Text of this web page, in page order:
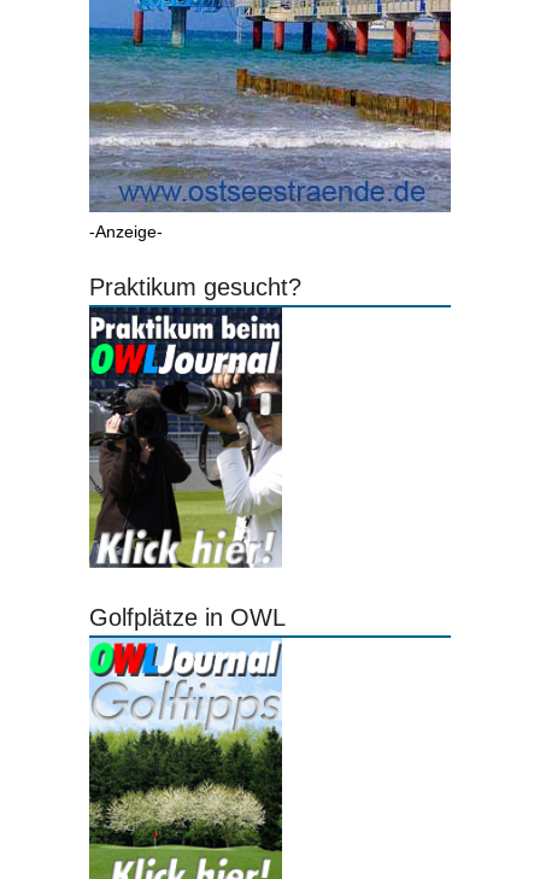
-Anzeige-
Praktikum gesucht?
Golfplätze in OWL